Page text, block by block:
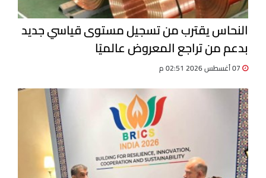
النحاس يقترب من تسجيل مستوى قياسي جديد
بدعم من تراجع المعروض عالميًا